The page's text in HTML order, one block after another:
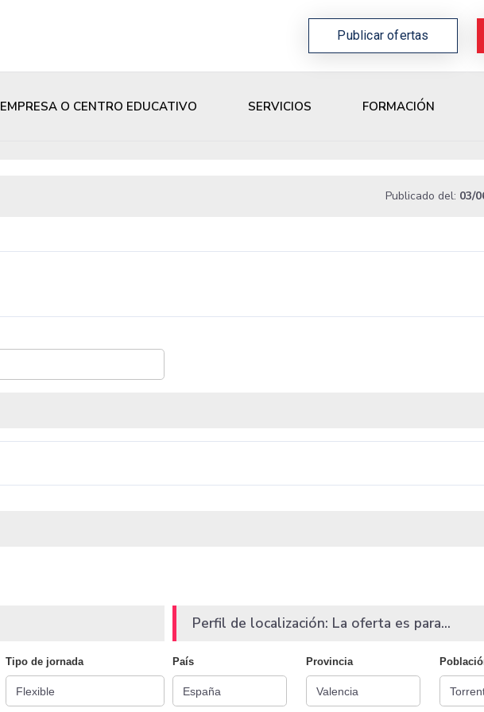
Publicar ofertas
EMPRESA O CENTRO EDUCATIVO SERVICIOS FORMACIÓN
Publicado del: 03/
Tipo de jornada
Perfil de localización: La oferta es para...
País Provincia